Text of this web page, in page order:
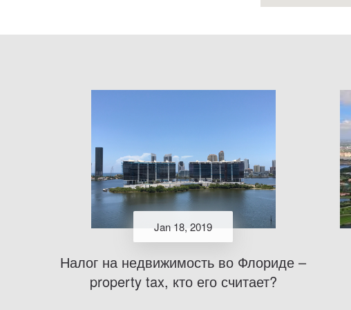
Jan 18, 2019
Налог на недвижимость во Флориде –
property tax, кто его считает?